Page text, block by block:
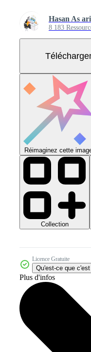
Hasan As ari
8 183
Réimaginez cette
Collection
Licence Gratuite
Qu'est-ce que
Plus d'infos